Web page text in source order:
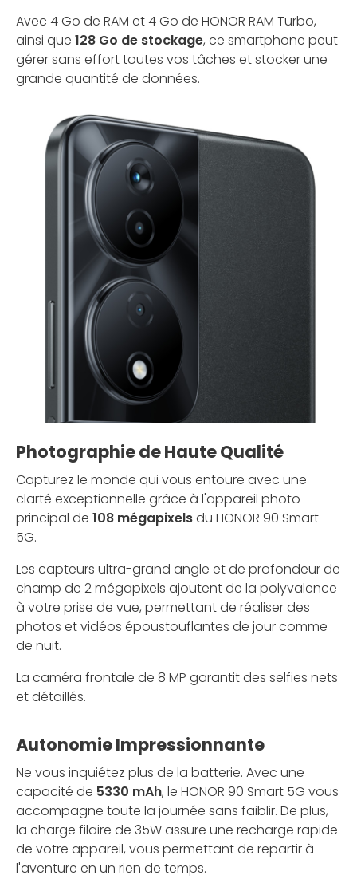
Avec 4 Go de RAM et 4 Go de HONOR RAM Turbo,
ainsi que 128 Go de stockage, ce smartphone peut
gérer sans effort toutes vos tâches et stocker une
grande quantité de données.
Photographie de Haute Qualité
Capturez le monde qui vous entoure avec une
clarté exceptionnelle grâce à l'appareil photo
principal de 108 mégapixelsdu HONOR 90 Smart
5G.
Les capteurs ultra-grand angle et de profondeur de
champ de 2 mégapixels ajoutent de la polyvalence
à votre prise de vue, permettant de réaliser des
photos et vidéos époustouflantes de jour comme
de nuit.
La caméra frontale de 8 MP garantit des selfies nets
et détaillés.
Autonomie Impressionnante
Ne vous inquiétez plus de la batterie. Avec une
capacité de 5330 mAh, le HONOR 90 Smart 5G vous
accompagne toute la journée sans faiblir. De plus,
la charge filaire de 35W assure une recharge rapide
de votre appareil, vous permettant de repartir à
l'aventure en un rien de temps.